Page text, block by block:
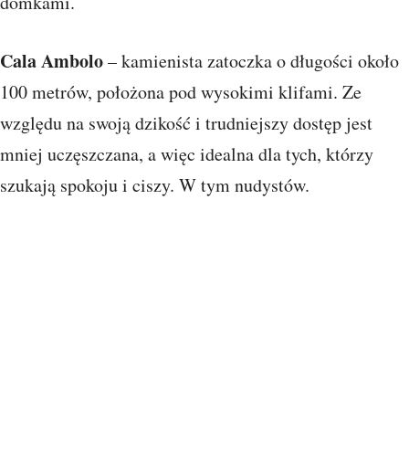
Cala Ambolo– kamienista zatoczka o długości około
100 metrów, położona pod wysokimi klifami. Ze
względu na swoją dzikość i trudniejszy dostęp jest
mniej uczęszczana, a więc idealna dla tych, którzy
szukają spokoju i ciszy. W tym nudystów.